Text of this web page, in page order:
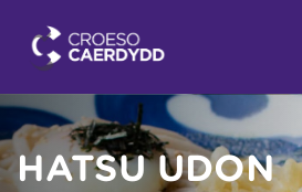
HATSU UDON